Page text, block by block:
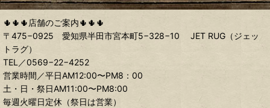
🌵🌵🌵店舗のご案内🌵🌵🌵
〒475−0925 愛知県半田市宮本町5−328−10 JET RUG（ジェッ
トラグ）
TEL／0569−22−4252
営業時間／平日AM12:00〜PM8：00
土・日・祭日AM11:00〜PM8:00
毎週火曜日定休（祭日は営業）